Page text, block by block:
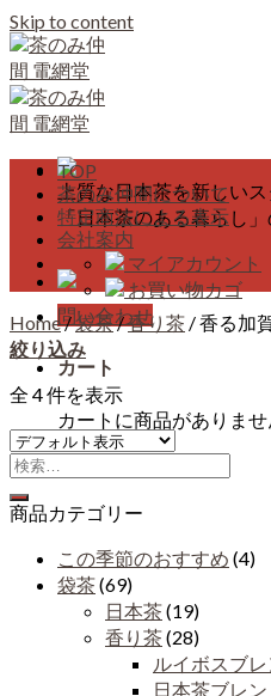
Skip to content
上質な日本茶を新しい
「日本茶のある暮らし
マイアカウント
お買い物カゴ
問い合わせ
カート
カートに商品がありませ
TOP
茶のみ仲間について
特定商法による表示
会社案内
Home/袋茶/香り茶 /香る加
絞り込み
全 4 件を表示
商品カテゴリー
この季節のおすすめ (4)
袋茶(69)
日本茶(19)
香り茶(28)
ルイボスブレ
日本茶ブレン